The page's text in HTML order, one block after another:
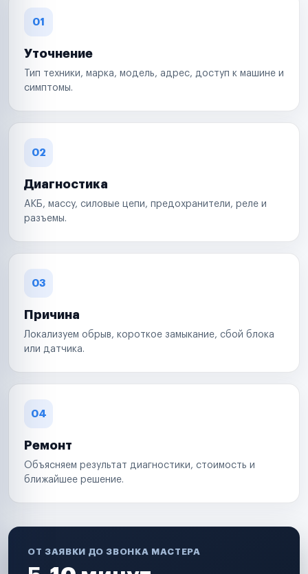
01
Уточнение
Тип техники, марка, модель, адрес, доступ к машине и
симптомы.
02
Диагностика
АКБ, массу, силовые цепи, предохранители, реле и
разъемы.
03
Причина
Локализуем обрыв, короткое замыкание, сбой блока
или датчика.
04
Ремонт
Объясняем результат диагностики, стоимость и
ближайшее решение.
ОТ ЗАЯВКИ ДО ЗВОНКА МАСТЕРА